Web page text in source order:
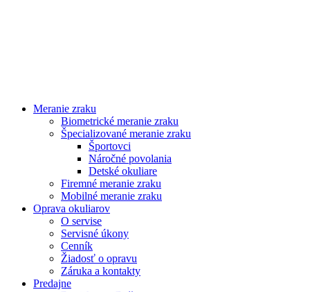
Meranie zraku
Biometrické meranie zraku
Špecializované meranie zraku
Športovci
Náročné povolania
Detské okuliare
Firemné meranie zraku
Mobilné meranie zraku
Oprava okuliarov
O servise
Servisné úkony
Cenník
Žiadosť o opravu
Záruka a kontakty
Predajne